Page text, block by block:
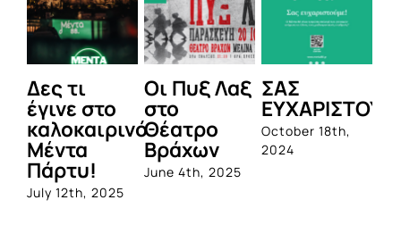
Δες τι
έγινε στο
καλοκαιρινό
Μέντα
Πάρτυ!
July 12th, 2025
Οι Πυξ Λαξ
στο
Θέατρο
Βράχων
June 4th, 2025
ΣΑΣ
October 18th,
2024